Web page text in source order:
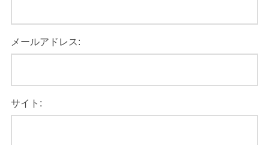
メールアドレス:
サイト: